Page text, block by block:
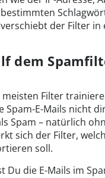
der Filter in
dem
Filter
Spam-E-Mails nicht
Spam – natürlich
sich der Filter,
soll.
Du die E-Mails im